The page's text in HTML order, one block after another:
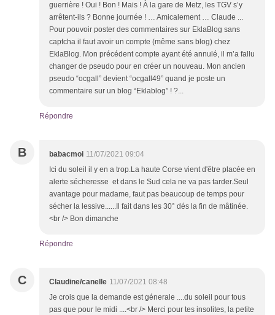
guerrière ! Oui ! Bon ! Mais ! À la gare de Metz, les TGV s’y
arrêtent-ils ? Bonne journée ! … Amicalement … Claude ...
Pour pouvoir poster des commentaires sur EklaBlog sans
captcha il faut avoir un compte (même sans blog) chez
EklaBlog. Mon précédent compte ayant été annulé, il m’a fallu
changer de pseudo pour en créer un nouveau. Mon ancien
pseudo “ocgall” devient “ocgall49” quand je poste un
commentaire sur un blog “Eklablog” ! ?...
Répondre
B babacmoi 11/07/2021 09:04
Ici du soleil il y en a trop.La haute Corse vient d'être placée en
alerte sécheresse et dans le Sud cela ne va pas tarder.Seul
avantage pour madame, faut pas beaucoup de temps pour
sécher la lessive......Il fait dans les 30° dés la fin de mâtinée.
<br /> Bon dimanche
Répondre
C Claudine/canelle 11/07/2021 08:48
Je crois que la demande est génerale ....du soleil pour tous
pas que pour le midi ....<br /> Merci pour tes insolites, la petite